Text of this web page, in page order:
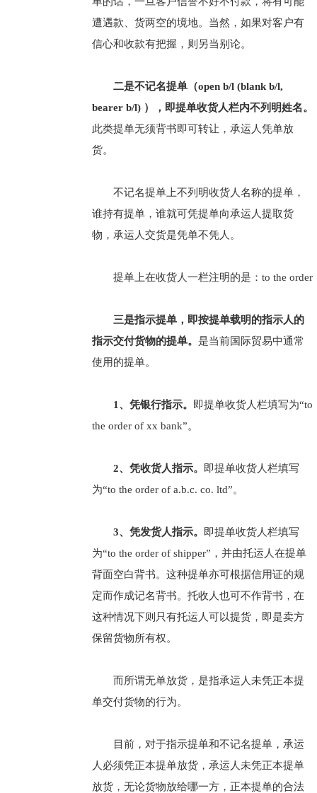
遭遇款、货两空的境地。当然，如果对客户有
信心和收款有把握，则另当别论。
二是不记名提单（open b/l (blank b/l,
bearer b/l) ），即提单收货人栏内不列明姓名。
此类提单无须背书即可转让，承运人凭单放
货。
不记名提单上不列明收货人名称的提单，
谁持有提单，谁就可凭提单向承运人提取货
物，承运人交货是凭单不凭人。
提单上在收货人一栏注明的是：to the order
三是指示提单，即按提单载明的指示人的
指示交付货物的提单。 是当前国际贸易中通常
使用的提单。
1、凭银行指示。
即提单收货人栏填写为“to
the order of xx bank”。
2、凭收货人指示。
即提单收货人栏填写
为“to the order of a.b.c. co. ltd”。
3、凭发货人指示。
即提单收货人栏填写
为“to the order of shipper”，并由托运人在提单
背面空白背书。这种提单亦可根据信用证的规
定而作成记名背书。托收人也可不作背书，在
这种情况下则只有托运人可以提货，即是卖方
保留货物所有权。
而所谓无单放货，是指承运人未凭正本提
单交付货物的行为。
目前，对于指示提单和不记名提单，承运
人必须凭正本提单放货，承运人未凭正本提单
放货，无论货物放给哪一方，正本提单的合法